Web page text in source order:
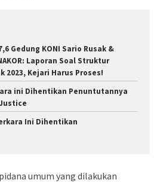
Gedung KONI Sario Rusak &
Laporan Soal Struktur
2023, Kejari Harus Proses!
ini Dihentikan Penuntutannya
Ini Dihentikan
umum yang dilakukan